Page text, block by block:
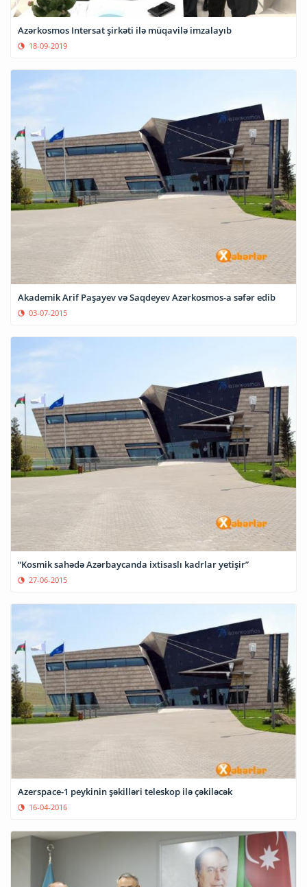
Azərkosmos Intersat şirkəti ilə müqavilə imzalayıb
18-09-2019
Akademik Arif Paşayev və Saqdeyev Azərkosmos-a səfər edib
03-07-2015
“Kosmik sahədə Azərbaycanda ixtisaslı kadrlar yetişir”
27-06-2015
Azerspace-1 peykinin şəkilləri teleskop ilə çəkiləcək
16-04-2016